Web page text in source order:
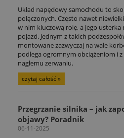
Układ napędowy samochodu to
połączonych. Często nawet
w nim kluczową rolę, a jego usterka
pojazd. Jednym z takich
montowane zazwyczaj na wale
podlega ogromnym obciążeniom i
nagłemu zerwaniu.
czytaj całość »
Przegrzanie silnika – jak
objawy? Poradnik
06-11-2025